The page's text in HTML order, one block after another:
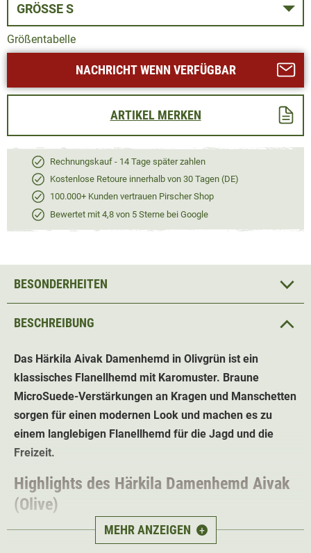
GRÖSSE S
Größentabelle
NACHRICHT WENN VERFÜGBAR
ARTIKEL MERKEN
Rechnungskauf - 14 Tage später zahlen
Kostenlose Retoure innerhalb von 30 Tagen (DE)
100.000+ Kunden vertrauen Pirscher Shop
Bewertet mit 4,8 von 5 Sterne bei Google
BESCHREIBUNG
Das Härkila Aivak Damenhemd in Olivgrün ist ein
klassisches Flanellhemd mit Karomuster. Braune
MicroSuede-Verstärkungen an Kragen und Manschetten
sorgen für einen modernen Look und machen es zu
einem langlebigen Flanellhemd für die Jagd und die
Freizeit.
Highlights des Härkila Damenhemd Aivak
(Olive)
atmungsaktivesBaumwolle-Flanell
MEHR ANZEIGEN +
BESONDERHEITEN